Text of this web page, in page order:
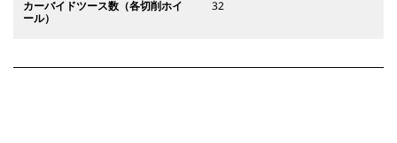
カーバイドツース数（各切削ホイ
ール）
32